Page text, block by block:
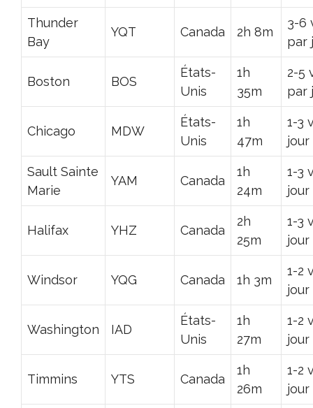
Thunder
Bay
YQT Canada 2h 8m
3-6
par
Boston BOS
États-
Unis
1h
35m
2-5
par
Chicago MDW
États-
Unis
1h
47m
1-3
jour
Sault Sainte
Marie
YAM Canada
1h
24m
1-3
jour
Halifax YHZ Canada
2h
25m
1-3
jour
Windsor YQG Canada 1h 3m
1-2
jour
Washington IAD
États-
Unis
1h
27m
1-2
jour
Timmins YTS Canada
1h
26m
1-2
jour